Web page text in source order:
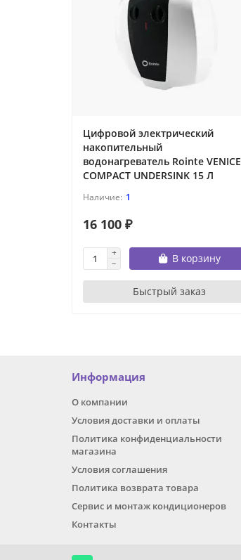
Цифровой электрический
накопительный
водонагреватель Rointe VENICE
COMPACT UNDERSINK 15 Л
1
16 100 ₽
В корзину
Быстрый заказ
Информация
О компании
Условия доставки и оплаты
Политика конфиденциальности
магазина
Условия соглашения
Политика возврата товара
Сервис и монтаж кондиционеров
Контакты